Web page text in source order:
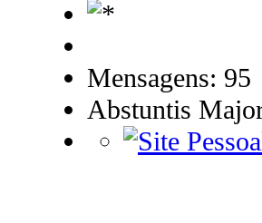
Mensagens: 95
Abstuntis